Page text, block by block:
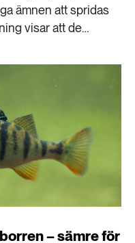
ämnen att spridas
visar att de
– sämre för